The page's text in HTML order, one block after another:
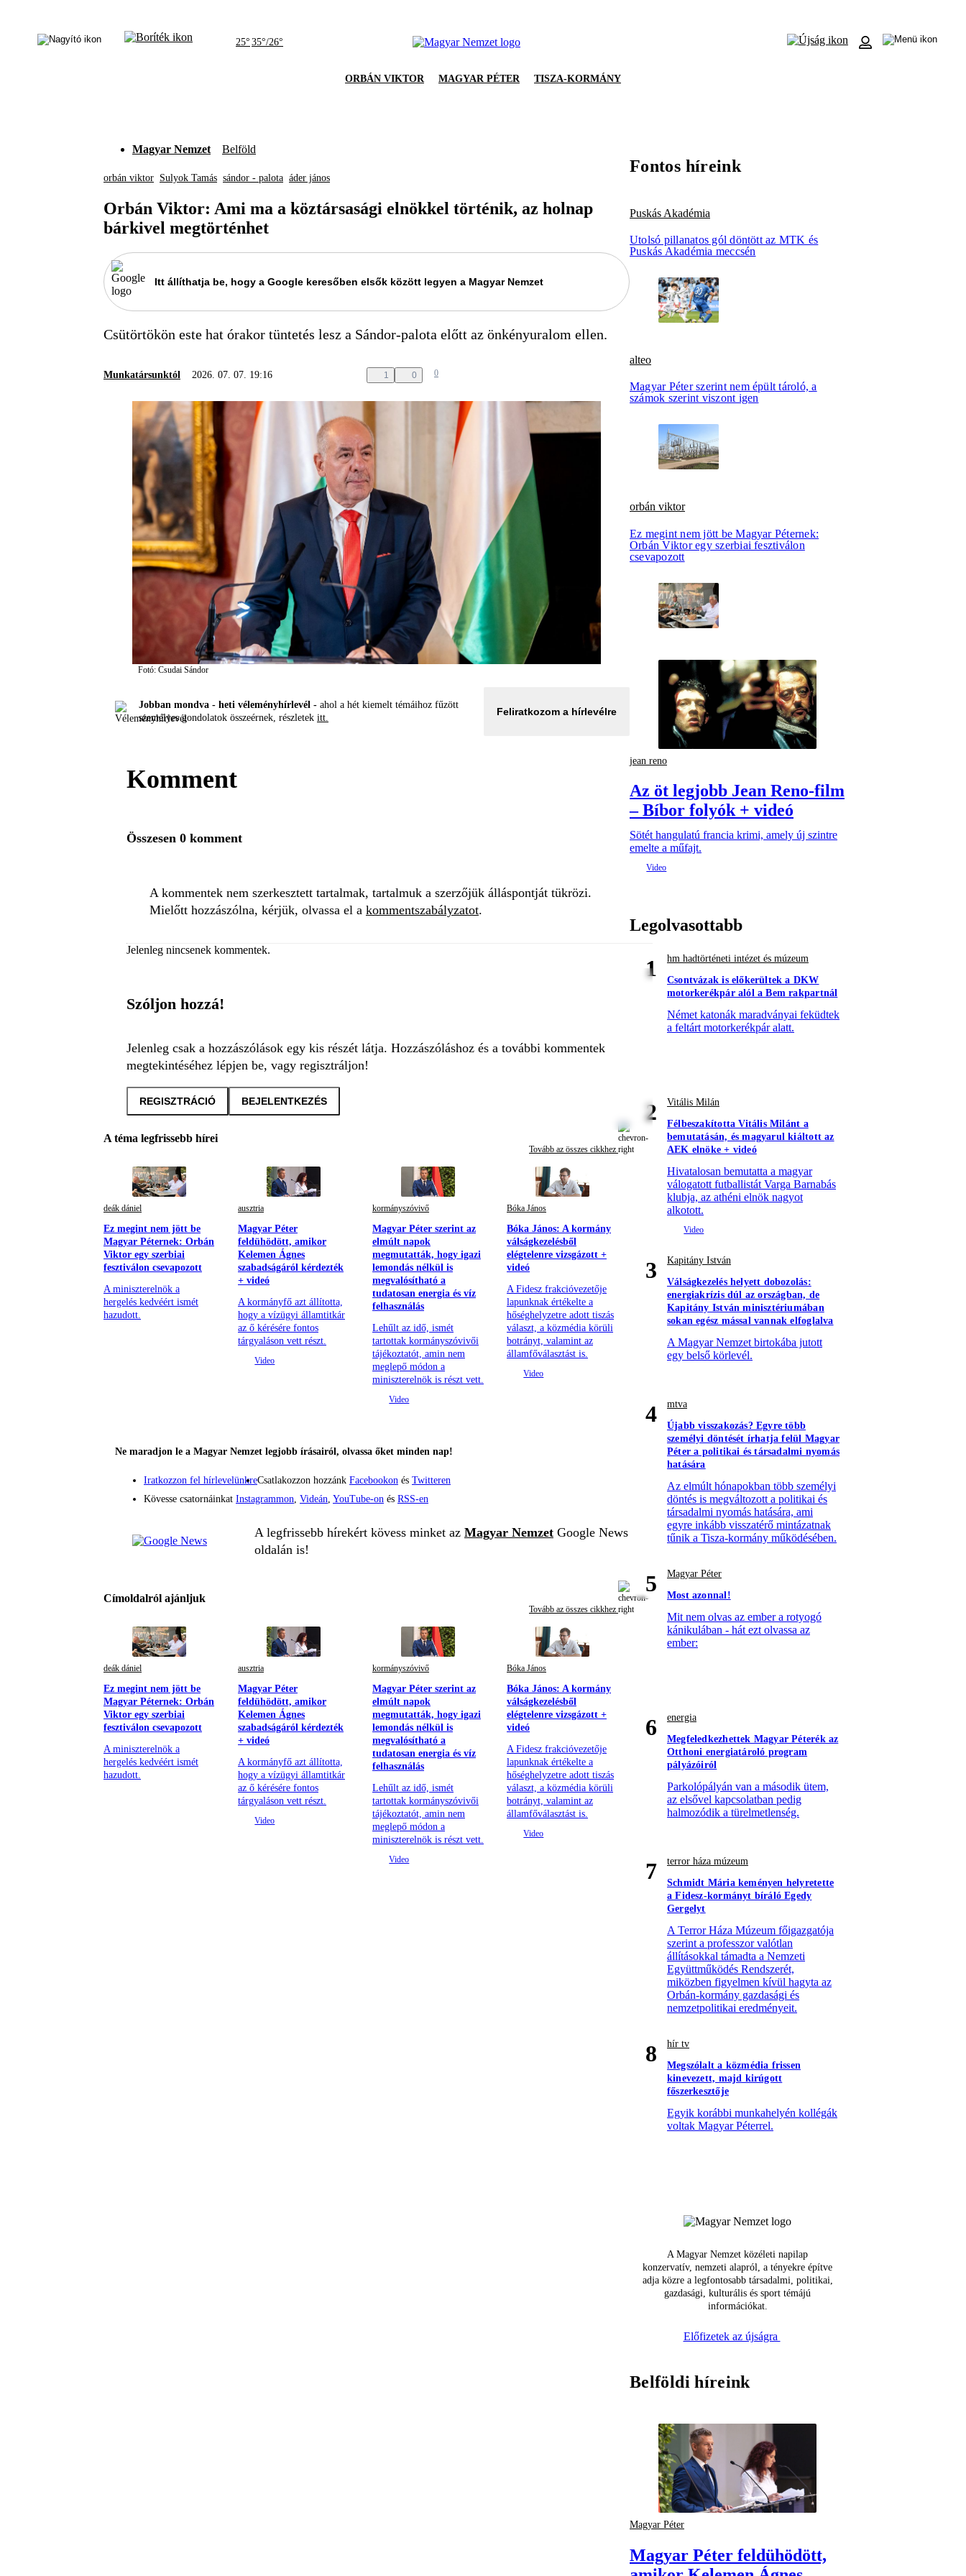
25° 35°/26°
ORBÁN VIKTOR MAGYAR PÉTER TISZA-KORMÁNY
Magyar Nemzet Belföld
orbán viktor Sulyok Tamás sándor - palota áder jános
Orbán Viktor: Ami ma a köztársasági elnökkel történik, az holnap
bárkivel megtörténhet
Itt állíthatja be, hogy a Google keresőben elsők között legyen a Magyar Nemzet
Csütörtökön este hat órakor tüntetés lesz a Sándor-palota előtt az önkényuralom ellen.
Munkatársunktól 2026. 07. 07. 19:16 1 0 0
Fotó: Csudai Sándor
Jobban mondva - heti véleményhírlevél - ahol a hét kiemelt témáihoz fűzött
személyes gondolatok összeérnek, részletek itt.
Feliratkozom a hírlevélre
Komment
Összesen 0 komment
A kommentek nem szerkesztett tartalmak, tartalmuk a szerzőjük álláspontját tükrözi.
Mielőtt hozzászólna, kérjük, olvassa el a kommentszabályzatot.
Jelenleg nincsenek kommentek.
Szóljon hozzá!
Jelenleg csak a hozzászólások egy kis részét látja. Hozzászóláshoz és a további kommentek
megtekintéséhez lépjen be, vagy regisztráljon!
REGISZTRÁCIÓ BEJELENTKEZÉS
A téma legfrissebb hírei
Tovább az összes cikkhez
deák dániel
Ez megint nem jött be
Magyar Péternek: Orbán
Viktor egy szerbiai
fesztiválon csevapozott
A miniszterelnök a
hergelés kedvéért ismét
hazudott.
ausztria
Magyar Péter
feldühödött, amikor
Kelemen Ágnes
szabadságáról kérdezték
+ videó
A kormányfő azt állította,
hogy a vízügyi államtitkár
az ő kérésére fontos
tárgyaláson vett részt.
kormányszóvivő
Magyar Péter szerint az
elmúlt napok
megmutatták, hogy igazi
lemondás nélkül is
megvalósítható a
tudatosan energia és víz
felhasználás
Lehűlt az idő, ismét
tartottak kormányszóvivői
tájékoztatót, amin nem
meglepő módon a
miniszterelnök is részt vett.
Bóka János
Bóka János: A kormány
válságkezelésből
elégtelenre vizsgázott +
videó
A Fidesz frakcióvezetője
lapunknak értékelte a
hőséghelyzetre adott tiszás
választ, a közmédia körüli
botrányt, valamint az
államfőválasztást is.
Ne maradjon le a Magyar Nemzet legjobb írásairól, olvassa őket minden nap!
Iratkozzon fel hírlevelünkreCsatlakozzon hozzánk Facebookon és Twitteren
Kövesse csatornáinkat Instagrammon, Videán, YouTube-on és RSS-en
A legfrissebb hírekért kövess minket az Magyar Nemzet Google News
oldalán is!
Címoldalról ajánljuk
Tovább az összes cikkhez
deák dániel
Ez megint nem jött be
Magyar Péternek: Orbán
Viktor egy szerbiai
fesztiválon csevapozott
A miniszterelnök a
hergelés kedvéért ismét
hazudott.
ausztria
Magyar Péter
feldühödött, amikor
Kelemen Ágnes
szabadságáról kérdezték
+ videó
A kormányfő azt állította,
hogy a vízügyi államtitkár
az ő kérésére fontos
tárgyaláson vett részt.
kormányszóvivő
Magyar Péter szerint az
elmúlt napok
megmutatták, hogy igazi
lemondás nélkül is
megvalósítható a
tudatosan energia és víz
felhasználás
Lehűlt az idő, ismét
tartottak kormányszóvivői
tájékoztatót, amin nem
meglepő módon a
miniszterelnök is részt vett.
Bóka János
Bóka János: A kormány
válságkezelésből
elégtelenre vizsgázott +
videó
A Fidesz frakcióvezetője
lapunknak értékelte a
hőséghelyzetre adott tiszás
választ, a közmédia körüli
botrányt, valamint az
államfőválasztást is.
Fontos híreink
Puskás Akadémia
Utolsó pillanatos gól döntött az MTK és
Puskás Akadémia meccsén
alteo
Magyar Péter szerint nem épült tároló, a
számok szerint viszont igen
orbán viktor
Ez megint nem jött be Magyar Péternek:
Orbán Viktor egy szerbiai fesztiválon
csevapozott
jean reno
Az öt legjobb Jean Reno-film
– Bíbor folyók + videó
Sötét hangulatú francia krimi, amely új szintre
emelte a műfajt.
Legolvasottabb
1
hm hadtörténeti intézet és múzeum
Csontvázak is előkerültek a DKW
motorkerékpár alól a Bem rakpartnál
Német katonák maradványai feküdtek
a feltárt motorkerékpár alatt.
2
Vitális Milán
Félbeszakította Vitális Milánt a
bemutatásán, és magyarul kiáltott az
AEK elnöke + videó
Hivatalosan bemutatta a magyar
válogatott futballistát Varga Barnabás
klubja, az athéni elnök nagyot
alkotott.
3
Kapitány István
Válságkezelés helyett dobozolás:
energiakrízis dúl az országban, de
Kapitány István minisztériumában
sokan egész mással vannak elfoglalva
A Magyar Nemzet birtokába jutott
egy belső körlevél.
4
mtva
Újabb visszakozás? Egyre több
személyi döntését írhatja felül Magyar
Péter a politikai és társadalmi nyomás
hatására
Az elmúlt hónapokban több személyi
döntés is megváltozott a politikai és
társadalmi nyomás hatására, ami
egyre inkább visszatérő mintázatnak
tűnik a Tisza-kormány működésében.
5
Magyar Péter
Most azonnal!
Mit nem olvas az ember a rotyogó
kánikulában - hát ezt olvassa az
ember:
6
energia
Megfeledkezhettek Magyar Péterék az
Otthoni energiatároló program
pályázóiról
Parkolópályán van a második ütem,
az elsővel kapcsolatban pedig
halmozódik a türelmetlenség.
7
terror háza múzeum
Schmidt Mária keményen helyretette
a Fidesz-kormányt bíráló Egedy
Gergelyt
A Terror Háza Múzeum főigazgatója
szerint a professzor valótlan
állításokkal támadta a Nemzeti
Együttműködés Rendszerét,
miközben figyelmen kívül hagyta az
Orbán-kormány gazdasági és
nemzetpolitikai eredményeit.
8
hír tv
Megszólalt a közmédia frissen
kinevezett, majd kirúgott
főszerkesztője
Egyik korábbi munkahelyén kollégák
voltak Magyar Péterrel.
A Magyar Nemzet közéleti napilap
konzervatív, nemzeti alapról, a tényekre építve
adja közre a legfontosabb társadalmi, politikai,
gazdasági, kulturális és sport témájú
információkat.
Előfizetek az újságra
Belföldi híreink
Magyar Péter
Magyar Péter feldühödött,